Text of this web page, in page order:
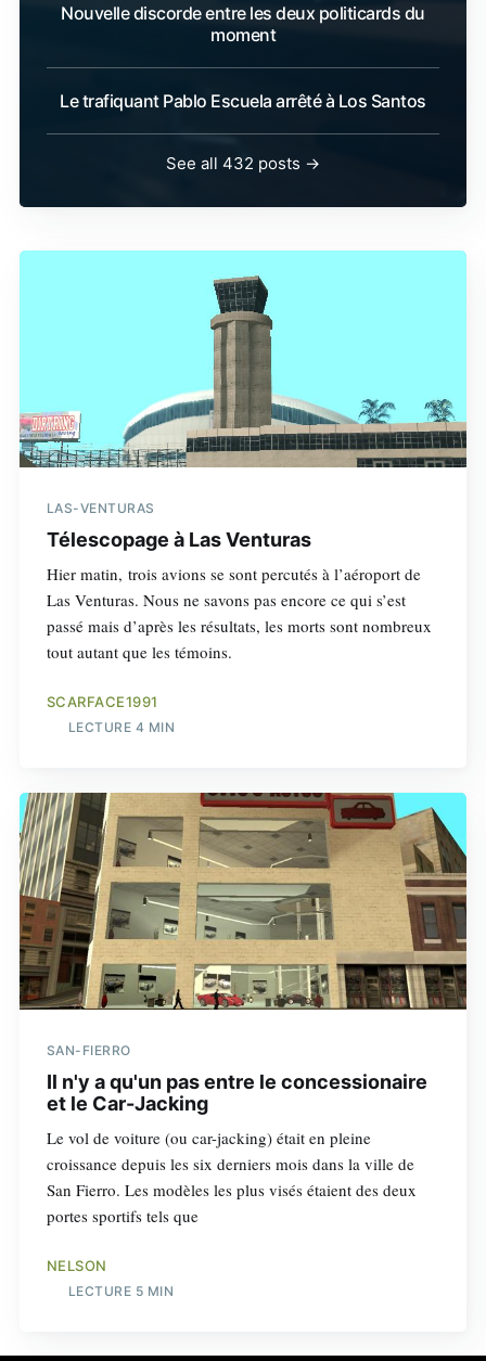
Nouvelle discorde entre les deux politicards du
moment
Le trafiquant Pablo Escuela arrêté à Los Santos
See all 432 posts →
LAS-VENTURAS
Télescopage à Las Venturas
Hier matin, trois avions se sont percutés à l’aéroport de
Las Venturas. Nous ne savons pas encore ce qui s’est
passé mais d’après les résultats, les morts sont nombreux
tout autant que les témoins.
SCARFACE1991
LECTURE 4 MIN
SAN-FIERRO
Il n'y a qu'un pas entre le concessionaire
et le Car-Jacking
Le vol de voiture (ou car-jacking) était en pleine
croissance depuis les six derniers mois dans la ville de
San Fierro. Les modèles les plus visés étaient des deux
portes sportifs tels que
NELSON
LECTURE 5 MIN